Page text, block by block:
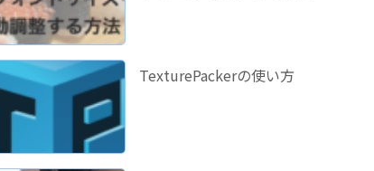
TexturePackerの使い方